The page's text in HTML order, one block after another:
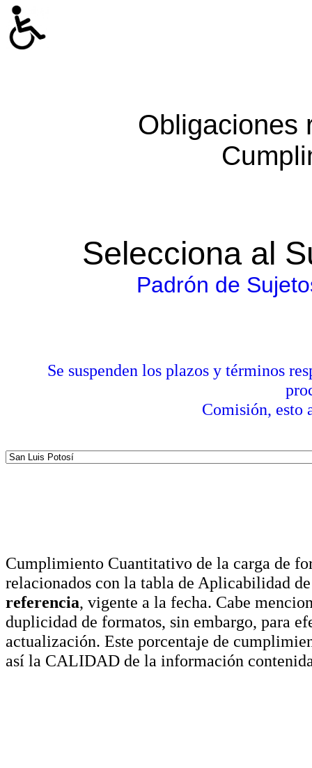
Obligaciones
Selecciona al
Padrón de
Se suspenden los plazos y términos
Comisión, esto
Cumplimiento Cuantitativo de la carga de
relacionados con la tabla de Aplicabilidad
referencia, vigente a la fecha. Cabe
duplicidad de formatos, sin embargo, para
actualización. Este porcentaje de
así la CALIDAD de la información